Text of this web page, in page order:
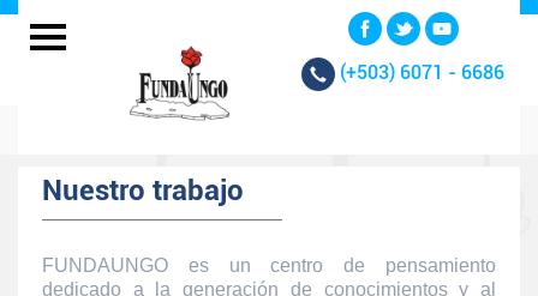
(+503) 6071 - 6686
Nuestro trabajo
FUNDAUNGO es un centro de pensamiento
dedicado a la generación de conocimientos y al